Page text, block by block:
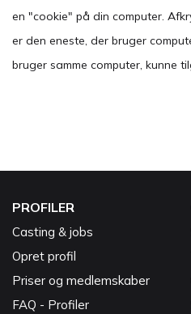
en "cookie" på din computer.
er den eneste, der bruger
bruger samme computer, kunne
PROFILER
Casting & jobs
Opret profil
Priser og medlemskaber
FAQ - Profiler